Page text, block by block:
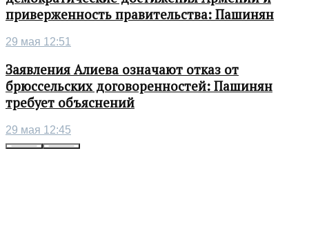
приверженность правительства: Пашинян
29 мая 12:51
Заявления Алиева означают отказ от
брюссельских договоренностей: Пашинян
требует объяснений
29 мая 12:45